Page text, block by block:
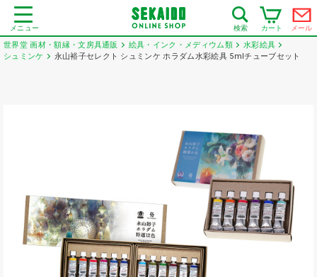
メニュー 検索 カート メール
世界堂 画材・額縁・文房具通販 絵具・インク・メディウム類
水彩絵具
シュミンケ
永山裕子セレクト シュミンケ ホラダム水彩絵具 5mlチューブセット